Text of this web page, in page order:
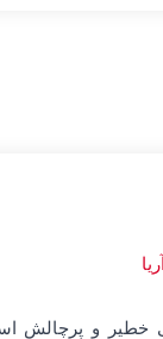
خطیر و پرچالش